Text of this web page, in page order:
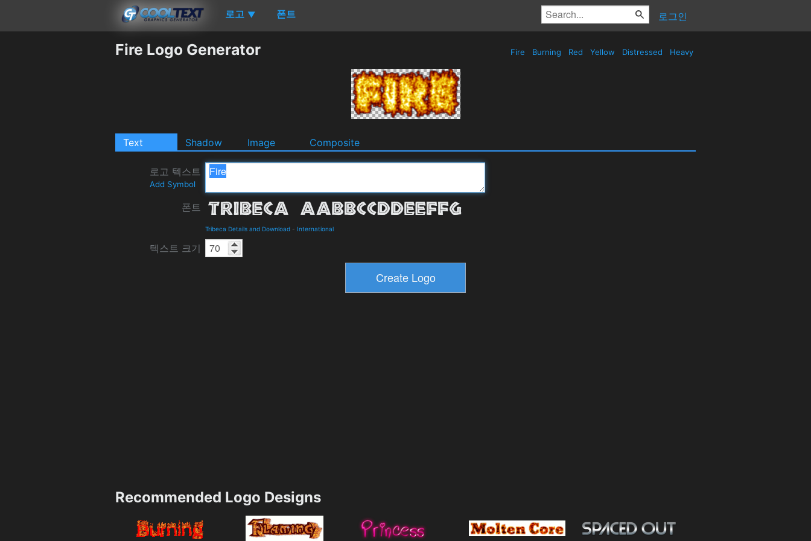
로고 ▼ 폰트 로그인
Fire Logo Generator Fire Burning Red Yellow Distressed Heavy
Text Shadow Image Composite
로고 텍스트
Add Symbol
폰트
Tribeca Details and Download - International
텍스트 크기
Recommended Logo Designs